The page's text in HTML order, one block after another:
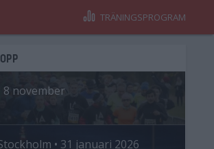
TRÄNINGSPROGRAM
8 november
• 31 januari 2026